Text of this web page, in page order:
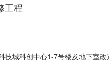
工程
城科创中心1-7号楼及地下室